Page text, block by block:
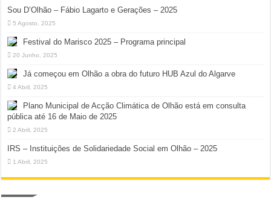
Sou D’Olhão – Fábio Lagarto e Gerações – 2025
5 Agosto, 2025
Festival do Marisco 2025 – Programa principal
20 Junho, 2025
Já começou em Olhão a obra do futuro HUB Azul do Algarve
4 Abril, 2025
Plano Municipal de Acção Climática de Olhão está em consulta
pública até 16 de Maio de 2025
2 Abril, 2025
IRS – Instituições de Solidariedade Social em Olhão – 2025
1 Abril, 2025